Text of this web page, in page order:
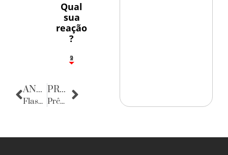
Qual
sua
reação
?
1
2
9
ANTERIOR
Flashes
PRÓXIMA
Prêmio Tacaruna Mulher 2014